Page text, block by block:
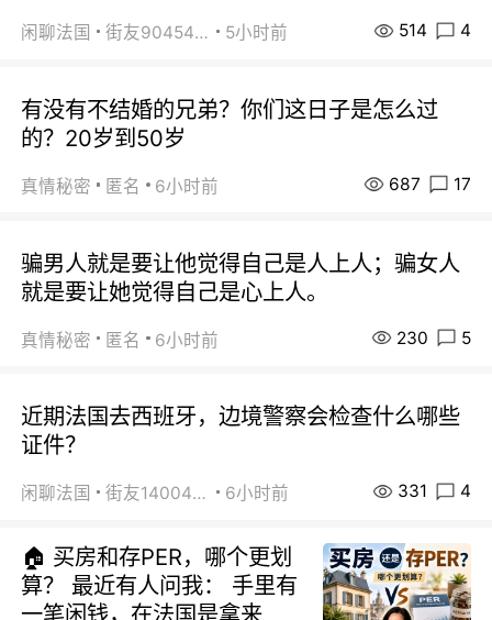
闲聊法国 街友90454511 5小时前 514 4
有没有不结婚的兄弟？你们这日子是怎么过
的？20岁到50岁
真情秘密 匿名 6小时前 687 17
骗男人就是要让他觉得自己是人上人；骗女人
就是要让她觉得自己是心上人。
真情秘密 匿名 6小时前 230 5
近期法国去西班牙，边境警察会检查什么哪些
证件？
闲聊法国 街友14004820 6小时前 331 4
🏠 买房和存PER，哪个更划
算？ 最近有人问我： 手里有
一笔闲钱，在法国是拿来